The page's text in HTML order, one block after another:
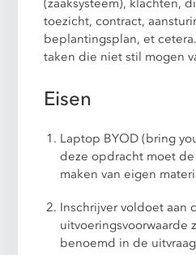
toezicht, contract,
beplantingsplan, et
taken die niet stil mogen
Eisen
Laptop BYOD (bring
deze opdracht moet
maken van eigen
Inschrijver voldoet aan
uitvoeringsvoorwaarde
benoemd in de